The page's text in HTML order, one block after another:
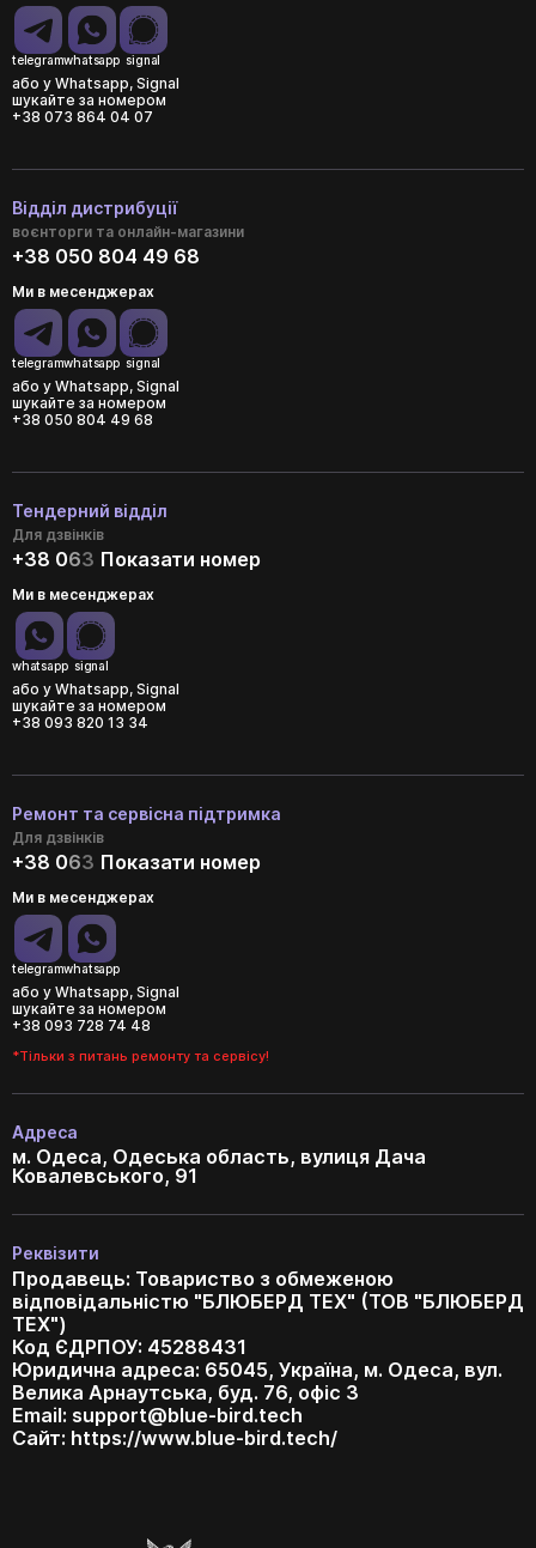
telegramwhatsapp signal
або у Whatsapp, Signal
шукайте за номером
+38 073 864 04 07
Відділ дистрибуції
воєнторги та онлайн-магазини
+38 050 804 49 68
Ми в месенджерах
telegramwhatsapp signal
або у Whatsapp, Signal
шукайте за номером
+38 050 804 49 68
Тендерний відділ
Для дзвінків
+38 063 Показати номер
Ми в месенджерах
whatsapp signal
або у Whatsapp, Signal
шукайте за номером
+38 093 820 13 34
Ремонт та сервісна підтримка
Для дзвінків
+38 063 Показати номер
Ми в месенджерах
telegramwhatsapp
або у Whatsapp, Signal
шукайте за номером
+38 093 728 74 48
*Тільки з питань ремонту та сервісу!
Адреса
м. Одеса, Одеська область, вулиця Дача
Ковалевського, 91
Реквізити
Продавець: Товариство з обмеженою
відповідальністю "БЛЮБЕРД ТЕХ" (ТОВ "БЛЮБЕРД
ТЕХ")
Код ЄДРПОУ: 45288431
Юридична адреса: 65045, Україна, м. Одеса, вул.
Велика Арнаутська, буд. 76, офіс 3
Email: support@blue-bird.tech
Сайт: https://www.blue-bird.tech/